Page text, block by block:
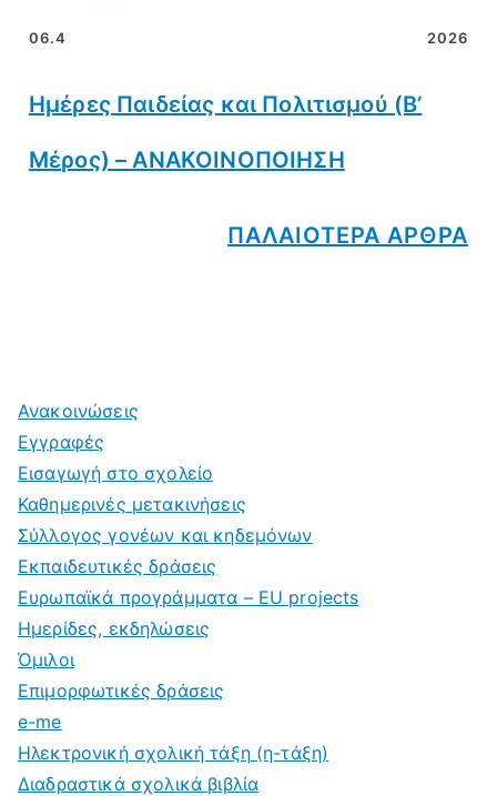
06.4 2026
Ημέρες Παιδείας και Πολιτισμού (Β’
Μέρος) – ΑΝΑΚΟΙΝΟΠΟΙΗΣΗ
ΠΑΛΑΙΟΤΕΡΑ ΑΡΘΡΑ
Ανακοινώσεις
Εγγραφές
Εισαγωγή στο σχολείο
Καθημερινές μετακινήσεις
Σύλλογος γονέων και κηδεμόνων
Εκπαιδευτικές δράσεις
Ευρωπαϊκά προγράμματα – EU projects
Ημερίδες, εκδηλώσεις
Όμιλοι
Επιμορφωτικές δράσεις
e-me
Ηλεκτρονική σχολική τάξη (η-τάξη)
Διαδραστικά σχολικά βιβλία